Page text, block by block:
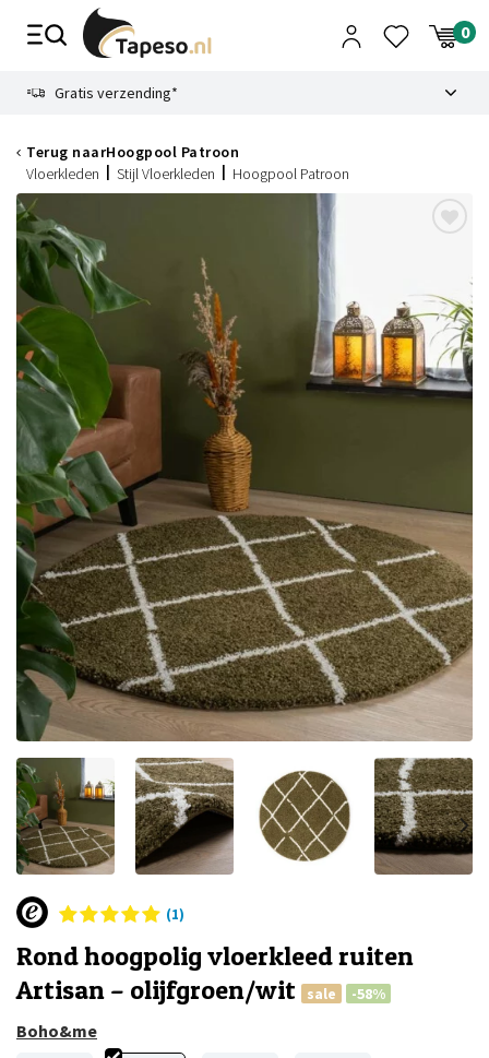
Gratis verzending*
Terug naarHoogpool Patroon
Vloerkleden
Stijl Vloerkleden Hoogpool Patroon
(1)
Rond hoogpolig vloerkleed ruiten
Artisan – olijfgroen/wit
sale -58%
Boho&me